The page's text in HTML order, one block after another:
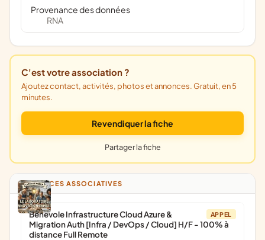
Provenance des données
RNA
C'est votre association ?
Ajoutez contact, activités, photos et annonces. Gratuit, en 5
minutes.
Revendiquer la fiche
Partager la fiche
ANNONCES ASSOCIATIVES
APPEL
Bénévole Infrastructure Cloud Azure &
Migration Auth [Infra / DevOps / Cloud] H/F - 100% à
distance Full Remote